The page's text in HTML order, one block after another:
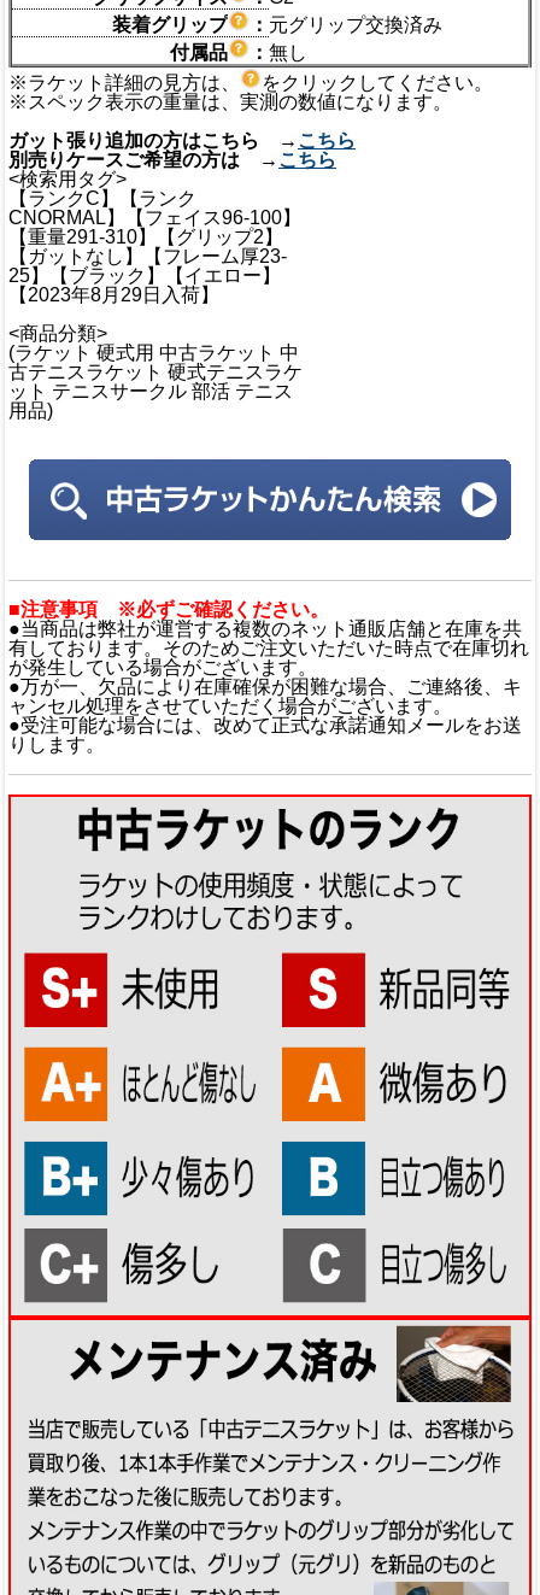
装着グリップ
： 元グリップ交換済み
付属品
： 無し
※ラケット詳細の見方は、
をクリックしてください。
※スペック表示の重量は、実測の数値になります。
ガット張り追加の方はこちら → こちら
別売りケースご希望の方は → こちら
<検索用タグ>
【ランクC】【ランク
CNORMAL】【フェイス96-100】
【重量291-310】【グリップ2】
【ガットなし】【フレーム厚23-
25】【ブラック】【イエロー】
【2023年8月29日入荷】
<商品分類>
(ラケット 硬式用 中古ラケット 中
古テニスラケット 硬式テニスラケ
ット テニスサークル 部活 テニス
用品)
■注意事項 ※必ずご確認ください。
●当商品は弊社が運営する複数のネット通販店舗と在庫を共
有しております。そのためご注文いただいた時点で在庫切れ
が発生している場合がございます。
●万が一、欠品により在庫確保が困難な場合、ご連絡後、キ
ャンセル処理をさせていただく場合がございます。
●受注可能な場合には、改めて正式な承諾通知メールをお送
りします。